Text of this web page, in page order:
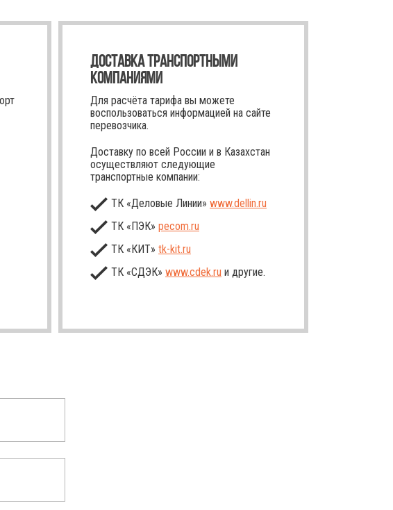
ДОСТАВКА ТРАНСПОРТНЫМИ
КОМПАНИЯМИ
Для расчёта тарифа вы можете
воспользоваться информацией на сайте
перевозчика.
Доставку по всей России и в Казахстан
осуществляют следующие
транспортные компании:
ТК «Деловые Линии» www.dellin.ru
ТК «ПЭК» pecom.ru
ТК «КИТ» tk-kit.ru
ТК «СДЭК» www.cdek.ru и другие.